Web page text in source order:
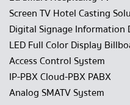
Screen TV Hotel Casting
Digital Signage Information
LED Full Color Display
Access Control System
IP-PBX Cloud-PBX PABX
Analog SMATV System